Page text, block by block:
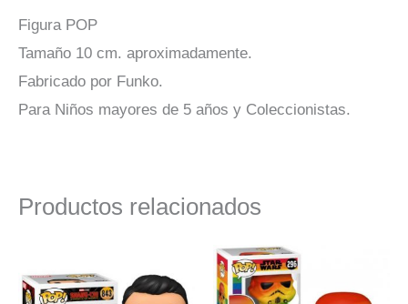
Figura POP
Tamaño 10 cm. aproximadamente.
Fabricado por Funko.
Para Niños mayores de 5 años y Coleccionistas.
Productos relacionados